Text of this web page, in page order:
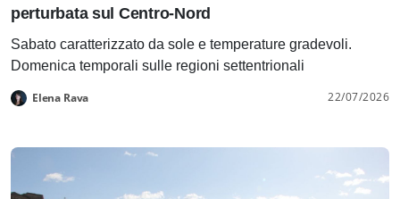
perturbata sul Centro-Nord
Sabato caratterizzato da sole e temperature gradevoli.
Domenica temporali sulle regioni settentrionali
Elena Rava 22/07/2026